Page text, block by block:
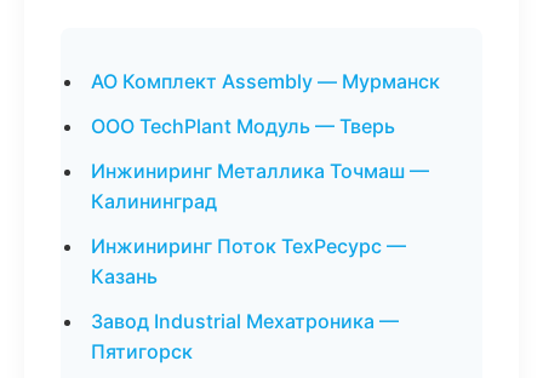
АО Комплект Assembly — Мурманск
ООО TechPlant Модуль — Тверь
Инжиниринг Металлика Точмаш —
Калининград
Инжиниринг Поток ТехРесурс —
Казань
Завод Industrial Мехатроника —
Пятигорск